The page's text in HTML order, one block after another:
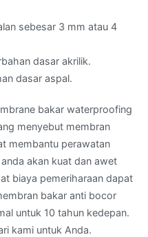
sebesar 3 mm atau 4
dasar akrilik.
dasar aspal.
bakar waterproofing
menyebut membran
membantu perawatan
akan kuat dan awet
biaya pemeriharaan dapat
bakar anti bocor
untuk 10 tahun kedepan.
kami untuk Anda.